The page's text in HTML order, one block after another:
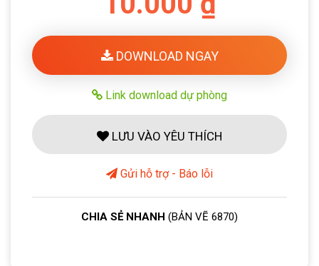
DOWNLOAD NGAY
Link download dự phòng
LƯU VÀO YÊU THÍCH
Gửi hỗ trợ - Báo lỗi
CHIA SẺ NHANH (BẢN VẼ 6870)